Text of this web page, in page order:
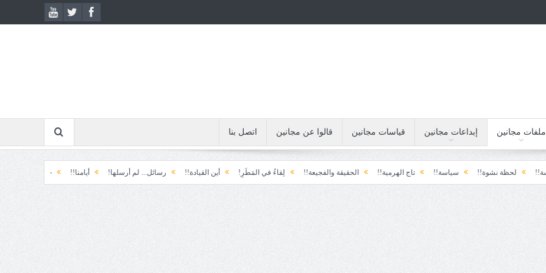
ملفات مجانين إبداعات مجانين قياسات مجانين قالوا عن مجانين اتصل بنا
لحظة نشوة!! سياسة!! تاج الهرمية!! الحقيقة والفجيعة!! لِقاءُ في المَطَرِ! أين القيادة!! رسائل... لم أرسلها! أيامنا!! خيبة الأمل.... الأولى!